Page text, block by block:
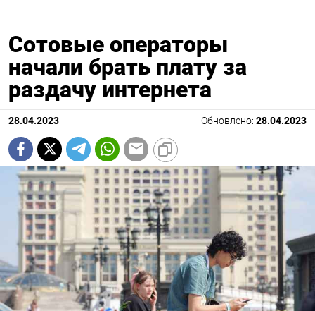
Сотовые операторы
начали брать плату за
раздачу интернета
28.04.2023 Обновлено: 28.04.2023